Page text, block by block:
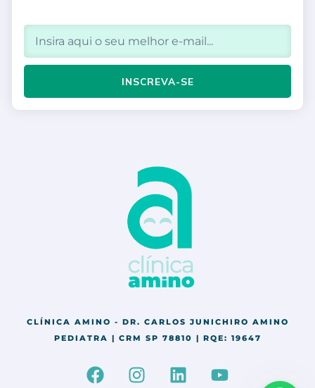
Email
INSCREVA-SE
CLÍNICA AMINO - DR. CARLOS JUNICHIRO AMINO
PEDIATRA | CRM SP 78810 | RQE: 19647
F
a
I
n
L
i
Y
o